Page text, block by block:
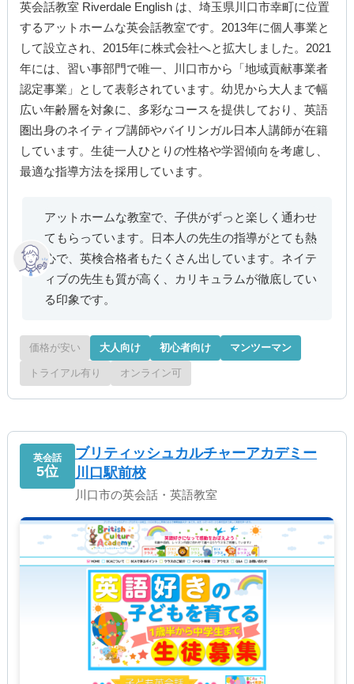
英会話教室 Riverdale English は、埼玉県川口市幸町に位置
するアットホームな英会話教室です。2013年に個人事業と
して設立され、2015年に株式会社へと拡大しました。2021
年には、習い事部門で唯一、川口市から「地域貢献事業者
認定事業」として表彰されています。幼児から大人まで幅
広い年齢層を対象に、多彩なコースを提供しており、英語
圏出身のネイティブ講師やバイリンガル日本人講師が在籍
しています。生徒一人ひとりの性格や学習傾向を考慮し、
最適な指導方法を採用しています。
アットホームな教室で、子供がずっと楽しく通わせ
てもらっています。日本人の先生の指導がとても熱
心で、英検合格者もたくさん出しています。ネイテ
ィブの先生も質が高く、カリキュラムが徹底してい
る印象です。
価格が安い 大人向け 初心者向け マンツーマン
トライアル有り オンライン可
英会話
5位
ブリティッシュカルチャーアカデミー
川口駅前校
川口市の英会話・英語教室